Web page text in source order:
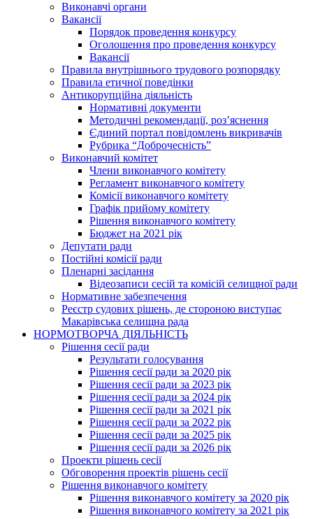
Виконавчі органи
Вакансії
Порядок проведення конкурсу
Оголошення про проведення конкурсу
Вакансії
Правила внутрішнього трудового розпорядку
Правила етичної поведінки
Антикорупційна діяльність
Нормативні документи
Методичні рекомендації, роз’яснення
Єдиний портал повідомлень викривачів
Рубрика “Доброчесність”
Виконавчий комітет
Члени виконавчого комітету
Регламент виконавчого комітету
Комісії виконавчого комітету
Графік прийому комітету
Рішення виконавчого комітету
Бюджет на 2021 рік
Депутати ради
Постійні комісії ради
Пленарні засідання
Відеозаписи сесій та комісій селищної ради
Нормативне забезпечення
Реєстр судових рішень, де стороною виступає
Макарівська селищна рада
НОРМОТВОРЧА ДІЯЛЬНІСТЬ
Рішення сесії ради
Результати голосування
Рішення сесії ради за 2020 рік
Рішення сесії ради за 2023 рік
Рішення сесії ради за 2024 рік
Рішення сесії ради за 2021 рік
Рішення сесії ради за 2022 рік
Рішення сесії ради за 2025 рік
Рішення сесії ради за 2026 рік
Проекти рішень сесії
Обговорення проектів рішень сесії
Рішення виконавчого комітету
Рішення виконавчого комітету за 2020 рік
Рішення виконавчого комітету за 2021 рік